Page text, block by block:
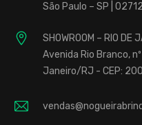
São Paulo – SP |
SHOWROOM – RIO DE
Avenida Rio Branco,
Janeiro/RJ - CEP: